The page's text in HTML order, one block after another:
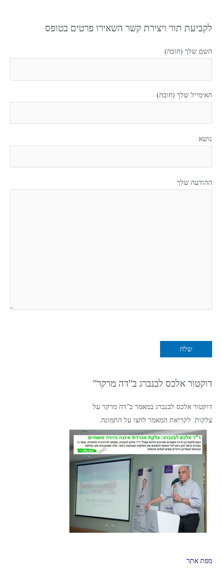
לקביעת תור ויצירת קשר השאירו פרטים בטופס
השם שלך (חובה)
האימייל שלך (חובה)
נושא
ההודעה שלך
דוקטור אלכס לבנברג ב”דה מרקר”
דוקטור אלכס לבנברג במאמר ב”דה מרקר על
צלקות. לקריאת המאמר לחצו על התמונה.
מפת אתר